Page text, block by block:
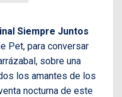
Siempre Juntos
Pet, para conversar
sobre una
los amantes de los
nocturna de este